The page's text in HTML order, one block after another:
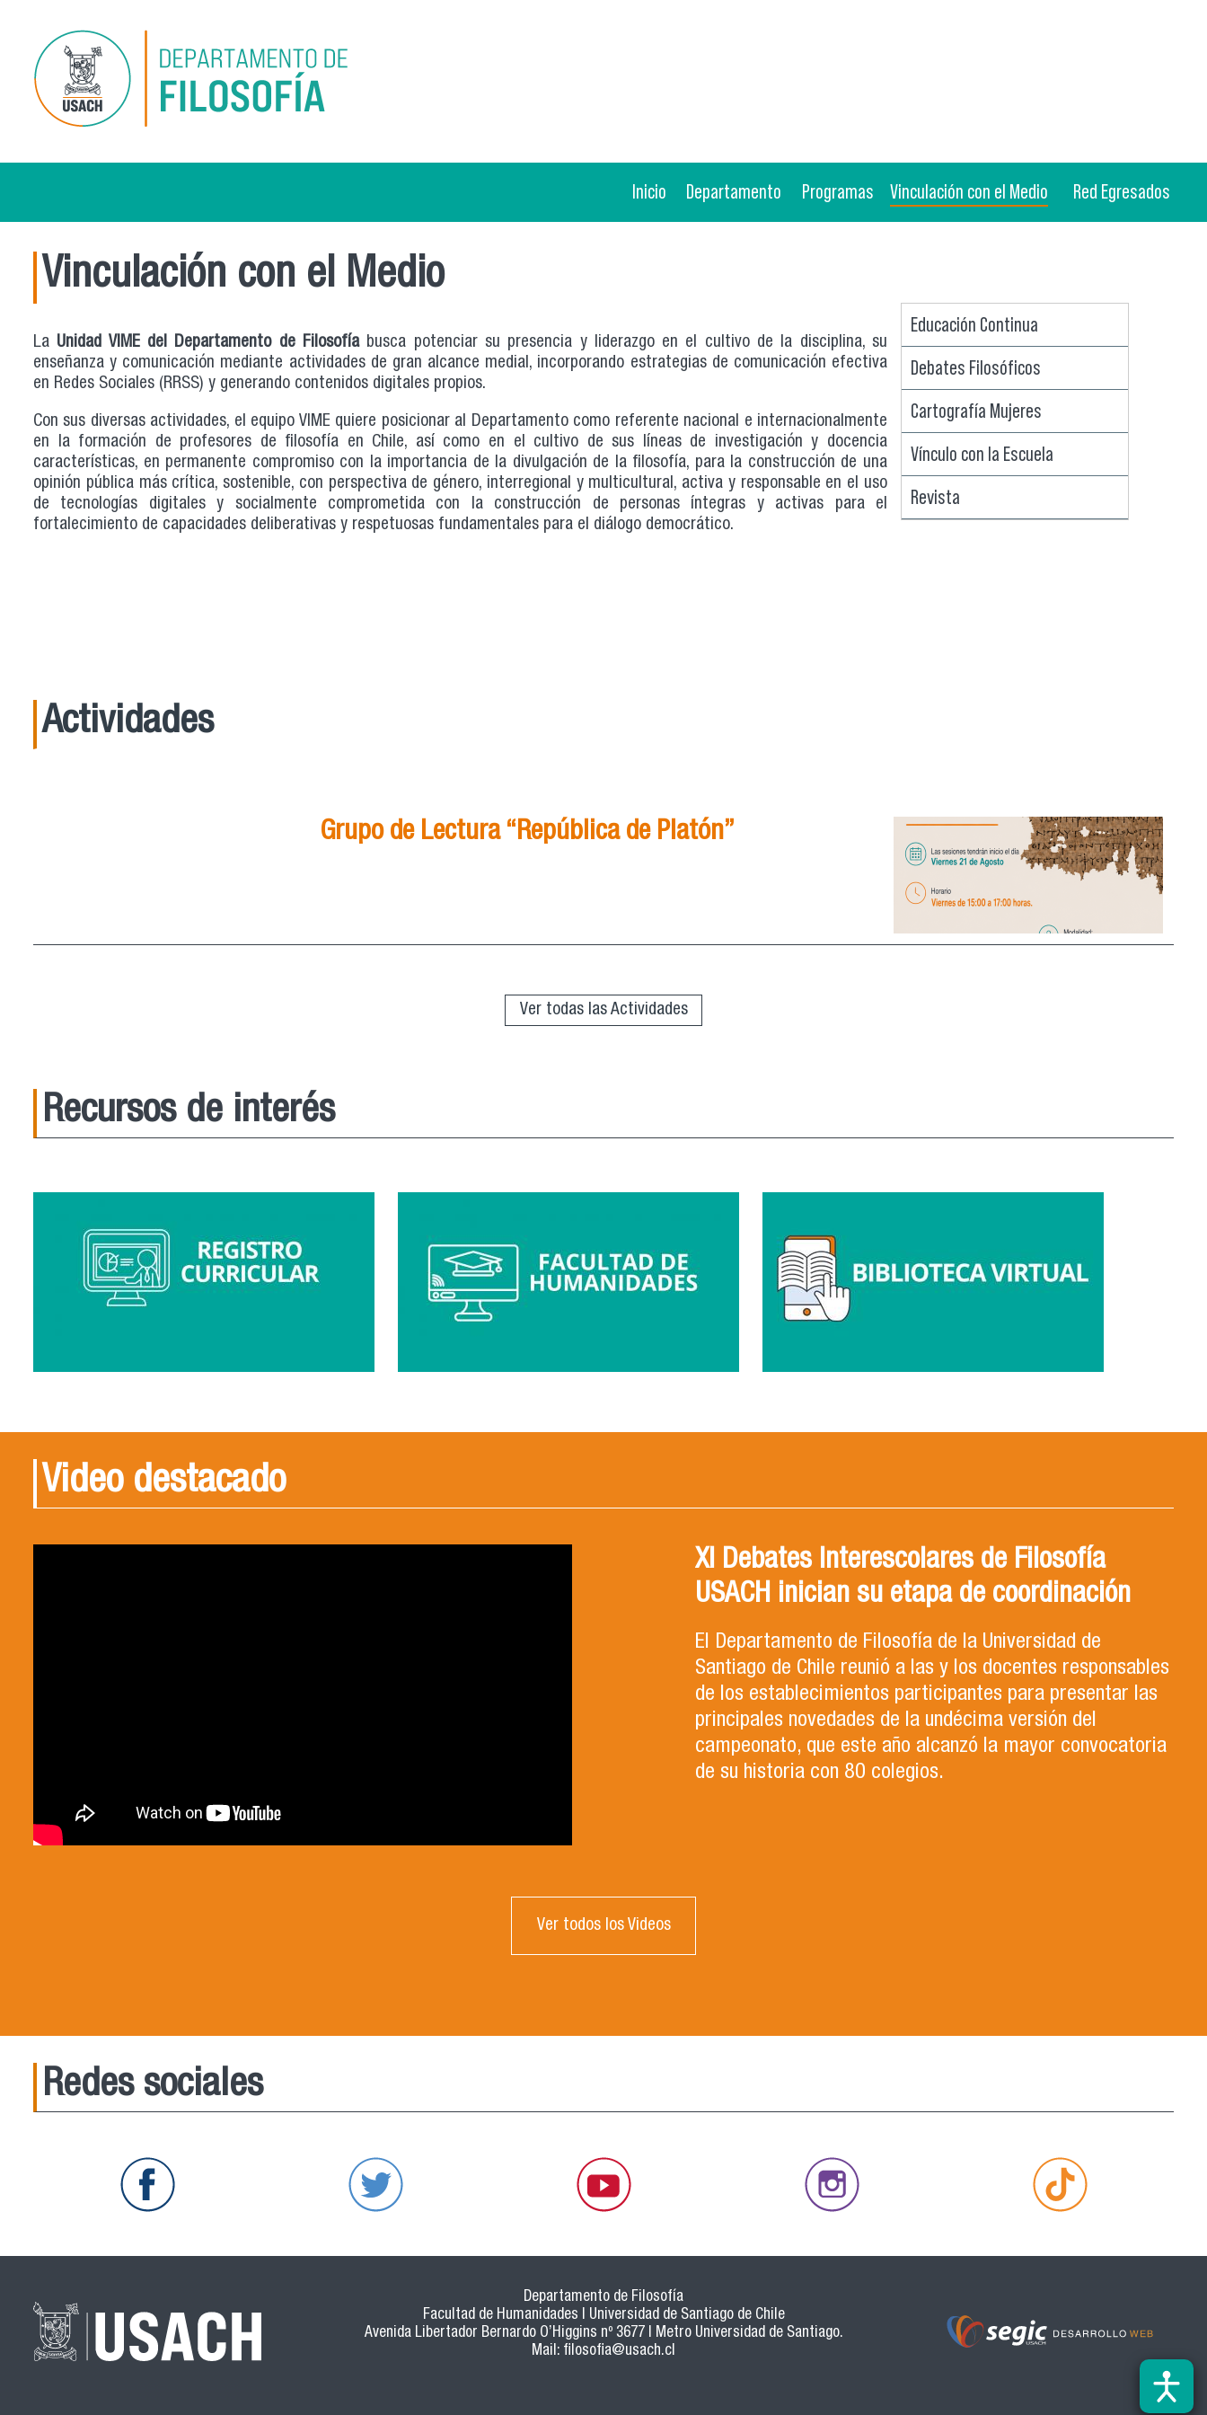
Inicio Departamento Programas Vinculación con el Medio Red Egresados
Educación Continua
Debates Filosóficos
Cartografía Mujeres
Vínculo con la Escuela
Revista
Vinculación con el Medio
La Unidad VIME del Departamento de Filosofíabusca potenciar su presencia y liderazgo en el cultivo de la disciplina, su
enseñanza y comunicación mediante actividades de gran alcance medial, incorporando estrategias de comunicación efectiva
en Redes Sociales (RRSS) y generando contenidos digitales propios.
Con sus diversas actividades, el equipo VIME quiere posicionar al Departamento como referente nacional e internacionalmente
en la formación de profesores de filosofía en Chile, así como en el cultivo de sus líneas de investigación y docencia
características, en permanente compromiso con la importancia de la divulgación de la filosofía, para la construcción de una
opinión pública más crítica, sostenible, con perspectiva de género, interregional y multicultural, activa y responsable en el uso
de tecnologías digitales y socialmente comprometida con la construcción de personas íntegras y activas para el
fortalecimiento de capacidades deliberativas y respetuosas fundamentales para el diálogo democrático.
Actividades
Grupo de Lectura “República de Platón”
Ver todas las Actividades
Recursos de interés
Video destacado
XI Debates Interescolares de Filosofía
USACH inician su etapa de coordinación
El Departamento de Filosofía de la Universidad de
Santiago de Chile reunió a las y los docentes responsables
de los establecimientos participantes para presentar las
principales novedades de la undécima versión del
campeonato, que este año alcanzó la mayor convocatoria
de su historia con 80 colegios.
Ver todos los Videos
Redes sociales
Departamento de Filosofía
Facultad de Humanidades | Universidad de Santiago de Chile
Avenida Libertador Bernardo O’Higgins nº 3677 | Metro Universidad de Santiago.
Mail: filosofia@usach.cl